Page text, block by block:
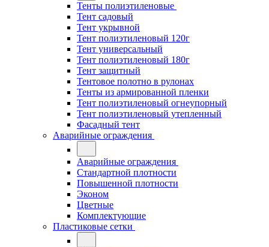
Тенты полиэтиленовые
Тент садовый
Тент укрывной
Тент полиэтиленовый 120г
Тент универсальный
Тент полиэтиленовый 180г
Тент защитный
Тентовое полотно в рулонах
Тенты из армированной пленки
Тент полиэтиленовый огнеупорный
Тент полиэтиленовый утепленный
Фасадный тент
Аварийные ограждения
Аварийные ограждения
Стандартной плотности
Повышенной плотности
Эконом
Цветные
Комплектующие
Пластиковые сетки